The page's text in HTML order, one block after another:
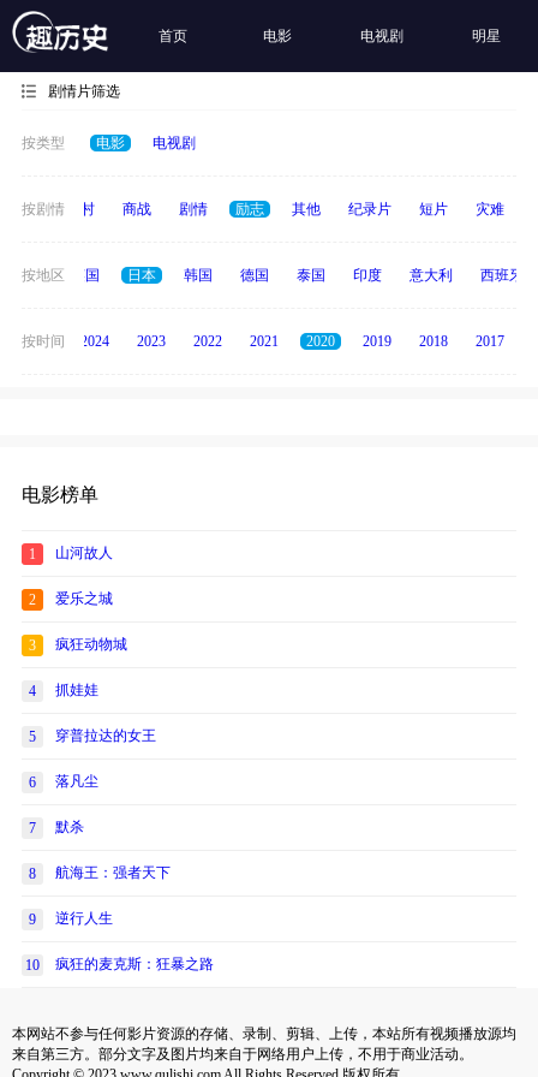
首页 电影 电视剧 明星
剧情片筛选
按类型 电影 电视剧
按剧情
历史 乡村 商战 剧情 励志 其他 纪录片 短片 灾难
按地区
法国 英国 日本 韩国 德国 泰国 印度 意大利 西班牙
按时间
2025 2024 2023 2022 2021 2020 2019 2018 2017
电影榜单
1 山河故人
2 爱乐之城
3 疯狂动物城
4 抓娃娃
5 穿普拉达的女王
6 落凡尘
7 默杀
8 航海王：强者天下
9 逆行人生
10 疯狂的麦克斯：狂暴之路
本网站不参与任何影片资源的存储、录制、剪辑、上传，本站所有视频播放源均
来自第三方。部分文字及图片均来自于网络用户上传，不用于商业活动。